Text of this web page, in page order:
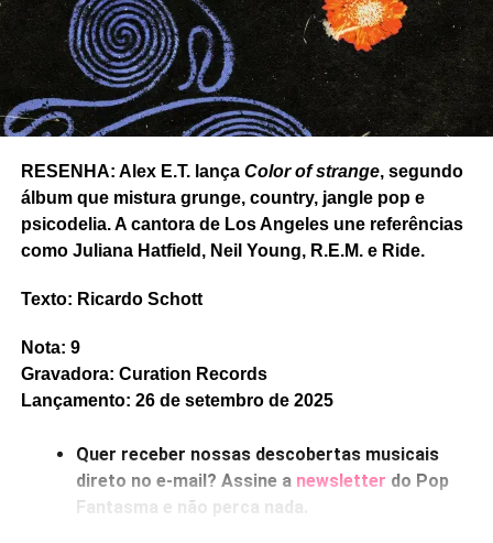
observações ferinas, como no tédio mortal deVai levar
um tempo pra voltare na blues ballad de elevador
Castelo de roupas pelo chão
. MasQue coisaainda tem a
impagável
São Longuinho e os três pulinhos , rock
lascado à moda de Ty Segall – embora as mudanças de
setentista deBaixa manutenção, com Viridiana dividindo
os vocais. Tudo montado com muito cuidado nas
melodias.
Fantasma funcionando todo dia.
E se ainda não assinou, dá tempo:
newslettere receba nossos posts direto no e-
mail.
RESENHA: Alex E.T. lança Color of strange, segundo
álbum que mistura grunge, country, jangle pop e
psicodelia. A cantora de Los Angeles une referências
como Juliana Hatfield, Neil Young, R.E.M. e Ride.
Texto: Ricardo Schott
Nota: 9
Gravadora: Curation Records
Lançamento: 26 de setembro de 2025
Quer receber nossas descobertas musicais
direto no e-mail? Assine a newsletter do Pop
Fantasma e não perca nada.